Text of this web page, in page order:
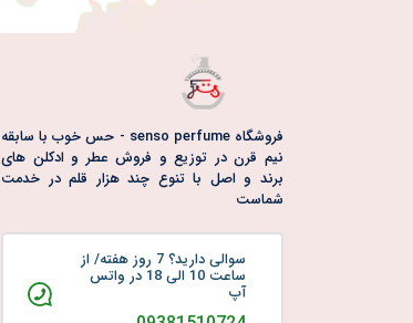
فروشگاه senso perfume - حس خوب با سابقه
نیم قرن در توزیع و فروش عطر و ادکلن های
برند و اصل با تنوع چند هزار قلم در خدمت
شماست
سوالی دارید؟ 7 روز هفته/ از
ساعت 10 الی 18 در واتس
آپ